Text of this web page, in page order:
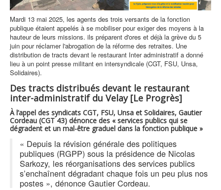
Mardi 13 mai 2025, les agents des trois versants de la fonction
publique étaient appelés à se mobiliser pour exiger des moyens à la
hauteur de leurs missions. ils préparent d'ores et déjà la grève du 5
juin pour réclamer l'abrogation de la réforme des retraites. Une
distribution de tracts devant le restaurant Inter administratif a donné
lieu à un point presse militant en intersyndicale (CGT, FSU, Unsa,
Solidaires).
Des tracts distribués devant le restaurant
inter-administratif du Velay [Le Progrès]
À l’appel des syndicats CGT, FSU, Unsa et Solidaires, Gautier
Cordeau (CGT 43) dénonce des « services publics qui se
dégradent et un mal-être graduel dans la fonction publique »
« Depuis la révision générale des politiques
publiques (RGPP) sous la présidence de Nicolas
Sarkozy, les réorganisations des services publics
s’enchaînent dégradant chaque fois un peu plus nos
postes », dénonce Gautier Cordeau.